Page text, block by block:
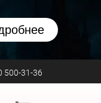
500-31-36